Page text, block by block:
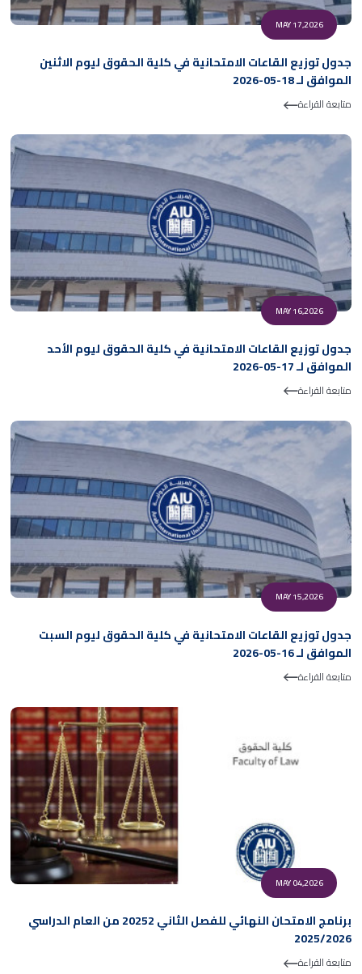
MAY 17,2026
جدول توزيع القاعات الامتحانية في كلية الحقوق ليوم الاثنين
الموافق لـ 18-05-2026
متابعة القراءة
MAY 16,2026
جدول توزيع القاعات الامتحانية في كلية الحقوق ليوم الأحد
الموافق لـ 17-05-2026
متابعة القراءة
MAY 15,2026
جدول توزيع القاعات الامتحانية في كلية الحقوق ليوم السبت
الموافق لـ 16-05-2026
متابعة القراءة
MAY 04,2026
برنامج الامتحان النهائي للفصل الثاني 20252 من العام الدراسي
2025/2026
متابعة القراءة